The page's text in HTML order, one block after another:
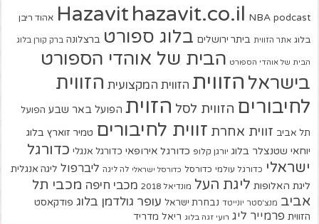
Hazavit hazavit.co.il NBA podcast אהוד ריבן
בלוג אתר הזווית ביתר ירושלים בלוג ספורט ברצלונה ברק קורן בלוג
הבית של אוהדי הספורט הבית של אוהדי הספורט
בישראל הזווית הזווית המקצועית הזווית
לחיבורים הזווית לסל הזוית הפועל באר שבע הפועל
תל אביב זווית אחרת זווית לחיבורים טמיר זוארץ בלוג
יוחאי שטנצלר בלוג יורגן קלופ כדורגל אירופאי כדורגל אנגלי כדורגל
ישראלי כדורגל עולמי כדורסל כדורסל ישראלי לה ליגה ליברפול ליגה אנגלית
ליגת האלופות ליגת העל מונדיאל 2018 מכבי חיפה מכבי תל
אביב מנצ'סטר יונייטד נבחרת ישראל עופר גולדמן בלוג פודקאסט
הזווית פרמייר ליג רועי זגה בלוג ריאל מדריד